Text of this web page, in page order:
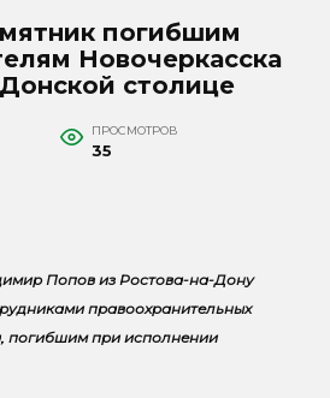
погибшим
Новочеркасска
столице
ПРОСМОТРОВ
35
Попов из Ростова-на-Дону
правоохранительных
погибшим при исполнении